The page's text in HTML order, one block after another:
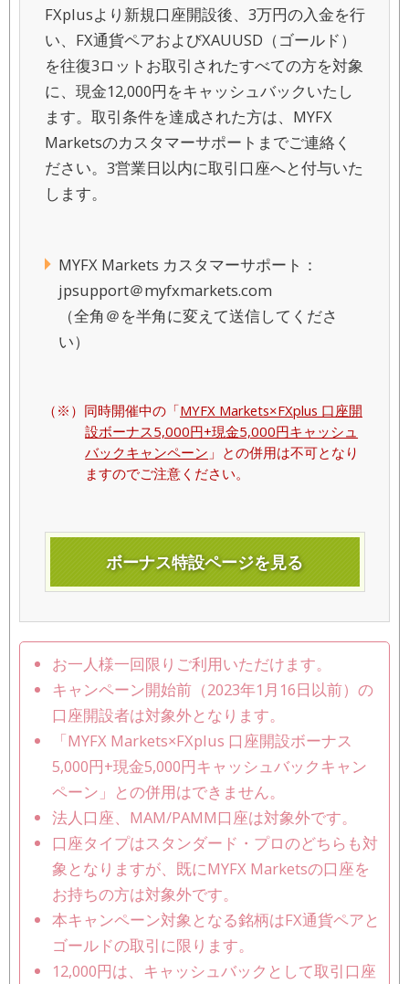
FXplusより新規口座開設後、3万円の入金を行
い、FX通貨ペアおよびXAUUSD（ゴールド）
を往復3ロットお取引されたすべての方を対象
に、現金12,000円をキャッシュバックいたし
ます。取引条件を達成された方は、MYFX
Marketsのカスタマーサポートまでご連絡く
ださい。3営業日以内に取引口座へと付与いた
します。
MYFX Markets カスタマーサポート：
jpsupport＠myfxmarkets.com
（全角＠を半角に変えて送信してくださ
い）
同時開催中の「MYFX Markets×FXplus 口座開
設ボーナス5,000円+現金5,000円キャッシュ
バックキャンペーン 」との併用は不可となり
ますのでご注意ください。
ボーナス特設ページを見る
お一人様一回限りご利用いただけます。
キャンペーン開始前（2023年1月16日以前）の
口座開設者は対象外となります。
「MYFX Markets×FXplus 口座開設ボーナス
5,000円+現金5,000円キャッシュバックキャン
ペーン」との併用はできません。
法人口座、MAM/PAMM口座は対象外です。
口座タイプはスタンダード・プロのどちらも対
象となりますが、既にMYFX Marketsの口座を
お持ちの方は対象外です。
本キャンペーン対象となる銘柄はFX通貨ペアと
ゴールドの取引に限ります。
12,000円は、キャッシュバックとして取引口座